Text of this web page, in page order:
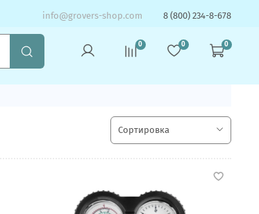
info@grovers-shop.com 8 (800) 234-8-678
0 0 0